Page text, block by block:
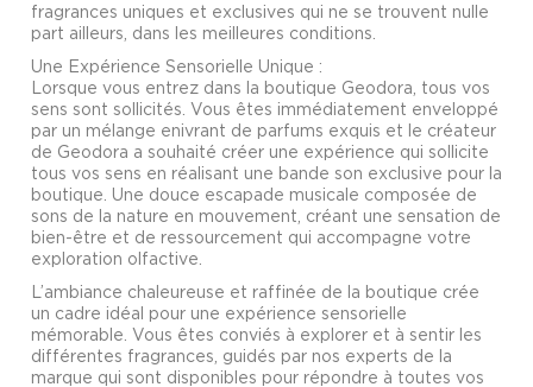
fragrances uniques et exclusives qui ne se trouvent nulle
part ailleurs, dans les meilleures conditions.
Une Expérience Sensorielle Unique :
Lorsque vous entrez dans la boutique Geodora, tous vos
sens sont sollicités. Vous êtes immédiatement enveloppé
par un mélange enivrant de parfums exquis et le créateur
de Geodora a souhaité créer une expérience qui sollicite
tous vos sens en réalisant une bande son exclusive pour la
boutique. Une douce escapade musicale composée de
sons de la nature en mouvement, créant une sensation de
bien-être et de ressourcement qui accompagne votre
exploration olfactive.
L’ambiance chaleureuse et raffinée de la boutique crée
un cadre idéal pour une expérience sensorielle
mémorable. Vous êtes conviés à explorer et à sentir les
différentes fragrances, guidés par nos experts de la
marque qui sont disponibles pour répondre à toutes vos